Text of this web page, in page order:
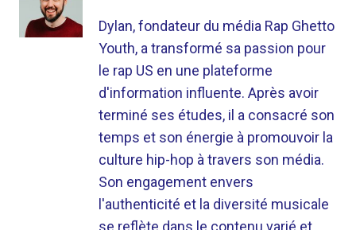
Dylan, fondateur du média Rap Ghetto
Youth, a transformé sa passion pour
le rap US en une plateforme
d'information influente. Après avoir
terminé ses études, il a consacré son
temps et son énergie à promouvoir la
culture hip-hop à travers son média.
Son engagement envers
l'authenticité et la diversité musicale
se reflète dans le contenu varié et